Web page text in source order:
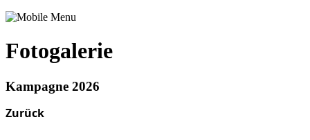
Fotogalerie
Kampagne 2026
Zurück